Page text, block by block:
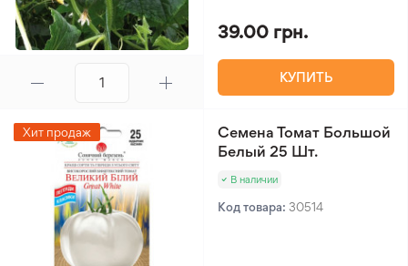
39.00 грн.
КУПИТЬ
Хит продаж
Семена Томат Большой
Белый 25 Шт.
В наличии
Код товара: 30514